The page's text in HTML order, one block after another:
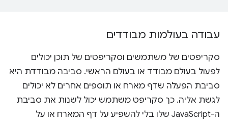
עבודה בעולמות מבודדים
סקריפטים של משתמשים וסקריפטים של תוכן יכולים
לפעול בעולם מבודד או בעולם הראשי. סביבה מבודדת היא
סביבת הפעלה שדף מארח או תוספים אחרים לא יכולים
לגשת אליה. כך סקריפט משתמש יכול לשנות את סביבת
ה-JavaScript שלו בלי להשפיע על דף המארח או על